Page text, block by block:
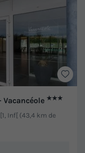
Vacancéole ★★★
Inf[ (43,4 km de